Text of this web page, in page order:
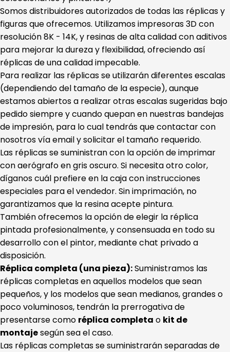
Somos distribuidores autorizados de todas las réplicas y
figuras que ofrecemos. Utilizamos impresoras 3D con
resolución 8K - 14K, y resinas de alta calidad con aditivos
para mejorar la dureza y flexibilidad, ofreciendo así
réplicas de una calidad impecable.
Para realizar las réplicas se utilizarán diferentes escalas
(dependiendo del tamaño de la especie), aunque
estamos abiertos a realizar otras escalas sugeridas bajo
pedido siempre y cuando quepan en nuestras bandejas
de impresión, para lo cual tendrás que contactar con
nosotros vía email y solicitar el tamaño requerido.
Las réplicas se suministran con la opción de imprimar
con aerógrafo en gris oscuro. Si necesita otro color,
díganos cuál prefiere en la caja con instrucciones
especiales para el vendedor. Sin imprimación, no
garantizamos que la resina acepte pintura.
También ofrecemos la opción de elegir la réplica
pintada profesionalmente, y consensuada en todo su
desarrollo con el pintor, mediante chat privado a
disposición.
Réplica completa (una pieza):Suministramos las
réplicas completas en aquellos modelos que sean
pequeños, y los modelos que sean medianos, grandes o
poco voluminosos, tendrán la prerrogativa de
presentarse como réplica completa o kit de
montajesegún sea el caso.
Las réplicas completas se suministrarán separadas de